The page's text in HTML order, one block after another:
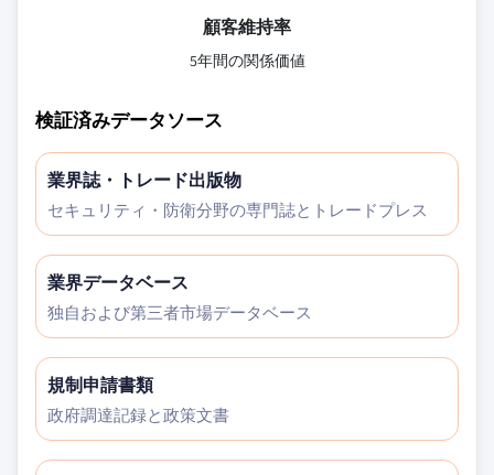
顧客維持率
5年間の関係価値
検証済みデータソース
業界誌・トレード出版物
セキュリティ・防衛分野の専門誌とトレードプレス
業界データベース
独自および第三者市場データベース
規制申請書類
政府調達記録と政策文書